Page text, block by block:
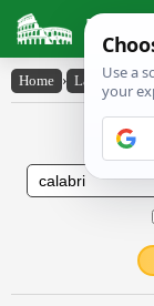
Latin
Home › Latin-